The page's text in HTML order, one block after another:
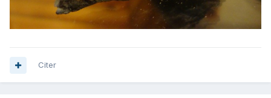
Citer